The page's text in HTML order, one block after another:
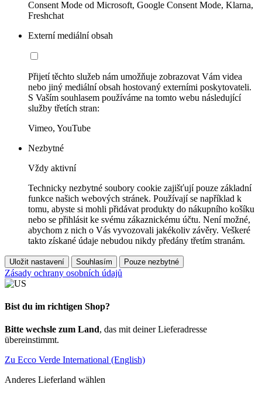
Consent Mode od Microsoft, Google Consent Mode, Klarna,
Freshchat
Externí mediální obsah
Přijetí těchto služeb nám umožňuje zobrazovat Vám videa
nebo jiný mediální obsah hostovaný externími poskytovateli.
S Vaším souhlasem používáme na tomto webu následující
služby třetích stran:
Vimeo, YouTube
Nezbytné
Vždy aktivní
Technicky nezbytné soubory cookie zajišťují pouze základní
funkce našich webových stránek. Používají se například k
tomu, abyste si mohli přidávat produkty do nákupního košíku
nebo se přihlásit ke svému zákaznickému účtu. Není možné,
abychom z nich o Vás vyvozovali jakékoliv závěry. Veškeré
takto získané údaje nebudou nikdy předány třetím stranám.
Uložit nastavení Souhlasím Pouze nezbytné
Zásady ochrany osobních údajů
Bist du im richtigen Shop?
Bitte wechsle zum Land, das mit deiner Lieferadresse
übereinstimmt.
Zu Ecco Verde International (English)
Anderes Lieferland wählen